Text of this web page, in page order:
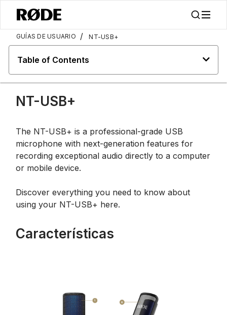
GUÍAS DE USUARIO / NT-USB+
Table of Contents
NT-USB+
The NT-USB+ is a professional-grade USB
microphone with next-generation features for
recording exceptional audio directly to a computer
or mobile device.
Discover everything you need to know about
using your NT-USB+ here.
Características